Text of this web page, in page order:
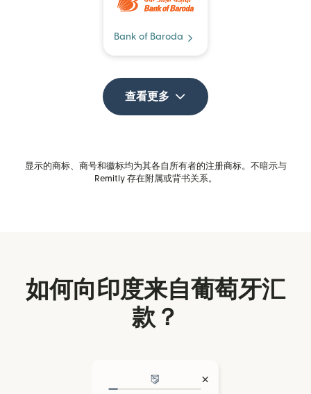
Bank of Baroda
查看更多
显示的商标、商号和徽标均为其各自所有者的注册商标。不暗示与
Remitly 存在附属或背书关系。
如何向印度来自葡萄牙汇
款？